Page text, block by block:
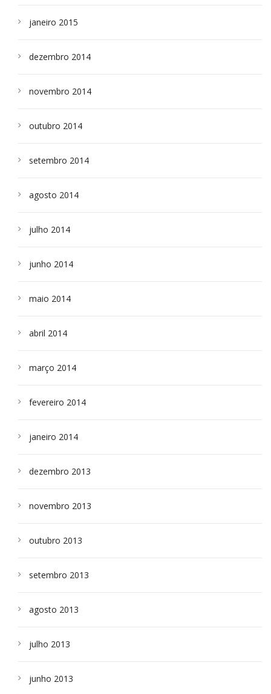
janeiro 2015
dezembro 2014
novembro 2014
outubro 2014
setembro 2014
agosto 2014
julho 2014
junho 2014
maio 2014
abril 2014
março 2014
fevereiro 2014
janeiro 2014
dezembro 2013
novembro 2013
outubro 2013
setembro 2013
agosto 2013
julho 2013
junho 2013